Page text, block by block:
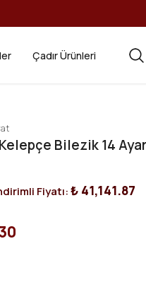
Çadır Ürünleri
Bilezik 14 Ayar
Fiyatı:₺ 41,141.87